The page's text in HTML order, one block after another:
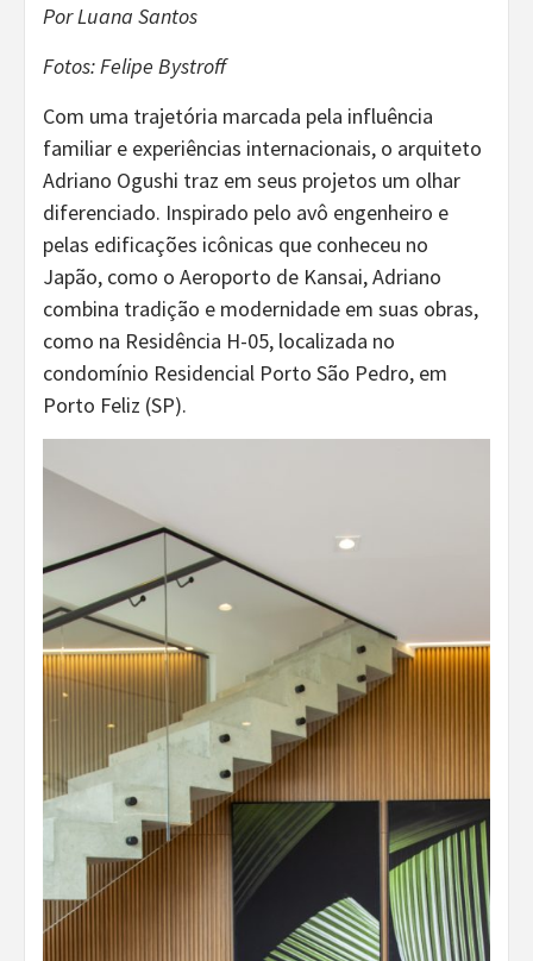
Por Luana Santos
Fotos: Felipe Bystroff
Com uma trajetória marcada pela influência
familiar e experiências internacionais, o arquiteto
Adriano Ogushi traz em seus projetos um olhar
diferenciado. Inspirado pelo avô engenheiro e
pelas edificações icônicas que conheceu no
Japão, como o Aeroporto de Kansai, Adriano
combina tradição e modernidade em suas obras,
como na Residência H-05, localizada no
condomínio Residencial Porto São Pedro, em
Porto Feliz (SP).